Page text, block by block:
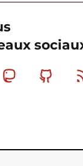
Mastodon